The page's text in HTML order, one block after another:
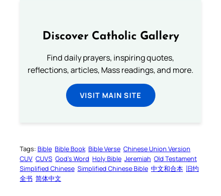
Discover Catholic Gallery
Find daily prayers, inspiring quotes,
reflections, articles, Mass readings, and more.
VISIT MAIN SITE
Tags: Bible Bible Book Bible Verse Chinese Union Version
CUV CUVS God’s Word Holy Bible Jeremiah Old Testament
Simplified Chinese Simplified Chinese Bible 中文和合本 旧约
全书 简体中文